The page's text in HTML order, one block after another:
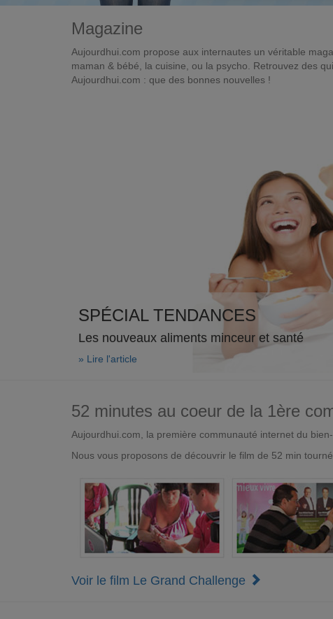
Magazine
Aujourdhui.com propose aux internautes un véritable
maman & bébé, la cuisine, ou la psycho. Retrouvez des
Aujourdhui.com : que des bonnes nouvelles !
SPÉCIAL TENDANCES
Les nouveaux aliments minceur et santé
» Lire l'article
52 minutes au coeur de la 1ère
Aujourdhui.com, la première communauté internet du
Nous vous proposons de découvrir le film de 52 min
Voir le film Le Grand Challenge